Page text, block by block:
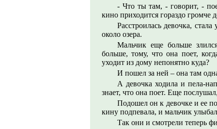
- Что ты там, - говорит, -
кино приходится гораздо громче
Расстроилась девочка,
около озера.
Мальчик еще больше
больше, тому, что она поет,
уходит из дому непонятно куда?
И пошел за ней – она там
А девочка ходила и пела-
знает, что она поет. Еще
Подошел он к девочке и ее
кину подпевала, и мальчик
Так они и смотрели теперь